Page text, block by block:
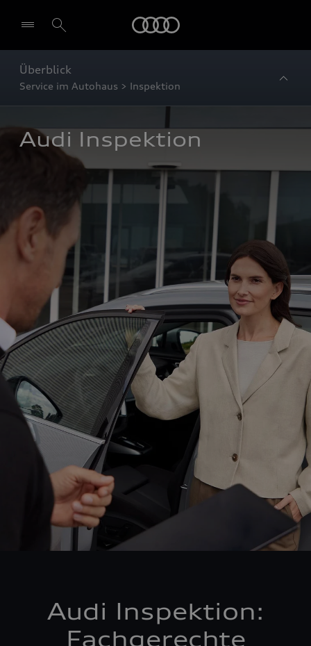
Überblick
Service im Autohaus > Inspektion
Audi Inspektion
Audi Inspektion:
Fachgerechte